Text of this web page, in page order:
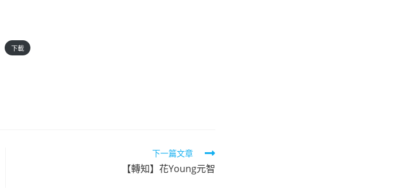
下載
下一篇文章
【轉知】花Young元智